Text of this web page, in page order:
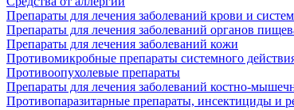
Препараты для лечения заболеваний крови и
Препараты для лечения заболеваний органов
Препараты для лечения заболеваний кожи
Противомикробные препараты системного
Противоопухолевые препараты
Препараты для лечения заболеваний костно-
Противопаразитарные препараты, инсектициды и